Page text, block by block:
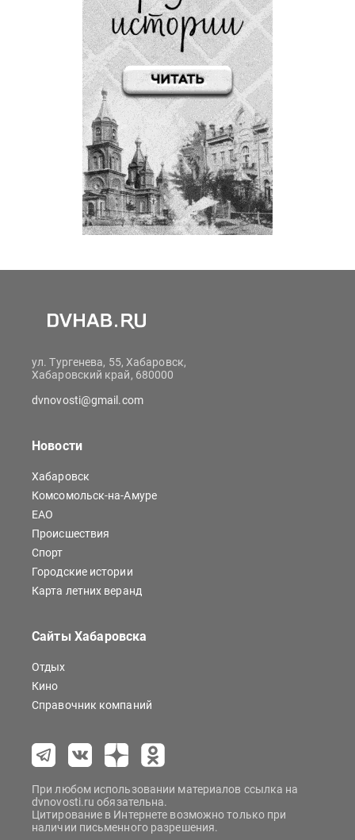
ул. Тургенева, 55, Хабаровск,
Хабаровский край, 680000
dvnovosti@gmail.com
Новости
Хабаровск
Комсомольск-на-Амуре
ЕАО
Происшествия
Спорт
Городские истории
Карта летних веранд
Сайты Хабаровска
Отдых
Кино
Справочник компаний
При любом использовании материалов ссылка на
dvnovosti.ru обязательна.
Цитирование в Интернете возможно только при
наличии письменного разрешения.